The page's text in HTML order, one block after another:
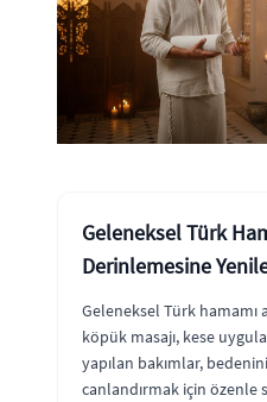
Geleneksel Türk
Derinlemesine
Geleneksel Türk
köpük masajı, kese
yapılan bakımlar,
canlandırmak için özenle